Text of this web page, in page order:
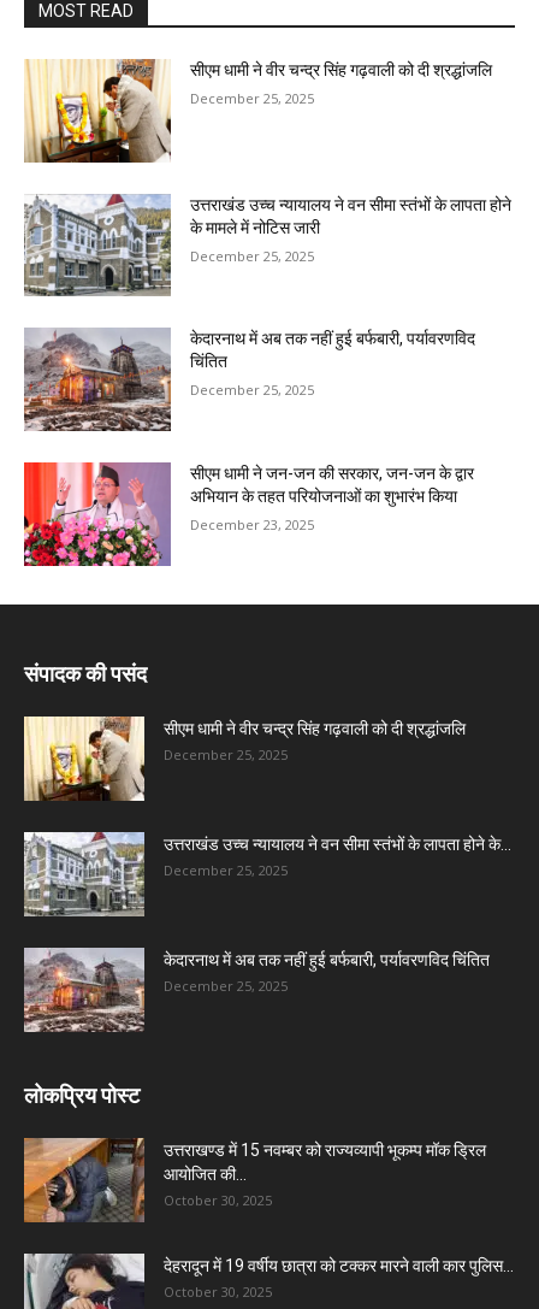
MOST READ
सीएम धामी ने वीर चन्द्र सिंह गढ़वाली को दी श्रद्धांजलि
December 25, 2025
उत्तराखंड उच्च न्यायालय ने वन सीमा स्तंभों के लापता होने
के मामले में नोटिस जारी
December 25, 2025
केदारनाथ में अब तक नहीं हुई बर्फबारी, पर्यावरणविद
चिंतित
December 25, 2025
सीएम धामी ने जन-जन की सरकार, जन-जन के द्वार
अभियान के तहत परियोजनाओं का शुभारंभ किया
December 23, 2025
संपादक की पसंद
सीएम धामी ने वीर चन्द्र सिंह गढ़वाली को दी श्रद्धांजलि
December 25, 2025
उत्तराखंड उच्च न्यायालय ने वन सीमा स्तंभों के लापता होने के...
December 25, 2025
केदारनाथ में अब तक नहीं हुई बर्फबारी, पर्यावरणविद चिंतित
December 25, 2025
लोकप्रिय पोस्ट
उत्तराखण्ड में 15 नवम्बर को राज्यव्यापी भूकम्प मॉक ड्रिल
आयोजित की...
October 30, 2025
देहरादून में 19 वर्षीय छात्रा को टक्कर मारने वाली कार पुलिस...
October 30, 2025